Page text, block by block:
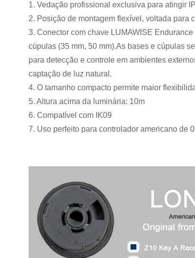
1. Vedação profissional exclusiva para atingir
2. Posição de montagem flexível, voltada para
3. Conector com chave LUMAWISE
cúpulas (35 mm, 50 mm).As bases e cúpulas
para detecção e controle em ambientes
captação de luz natural.
4. O tamanho compacto permite maior
5. Altura acima da luminária: 10m
6. Compatível com IK09
7. Uso perfeito para controlador americano de